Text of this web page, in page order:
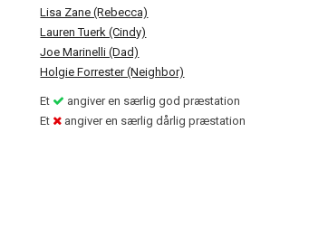
Lisa Zane (Rebecca)
Lauren Tuerk (Cindy)
Joe Marinelli (Dad)
Holgie Forrester (Neighbor)
Et
angiver en særlig god præstation
Et
angiver en særlig dårlig præstation